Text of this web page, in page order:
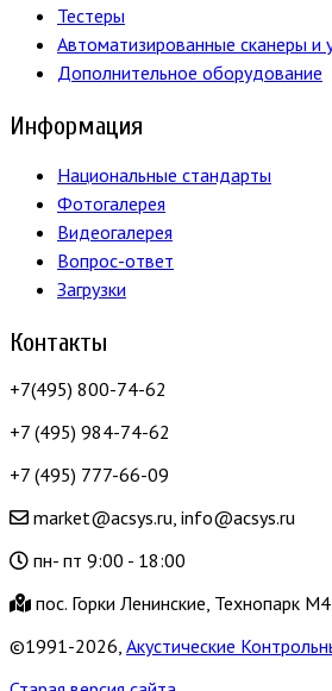
Тестеры
Автоматизированные сканеры и
Дополнительное оборудование
Информация
Национальные стандарты
Фотогалерея
Видеогалерея
Вопрос-ответ
Загрузки
Контакты
+7(495) 800-74-62
+7 (495) 984-74-62
+7 (495) 777-66-09
market@acsys.ru, info@acsys.ru
пн- пт 9:00 - 18:00
пос. Горки Ленинские, Технопарк М4
©1991-2026, Акустические